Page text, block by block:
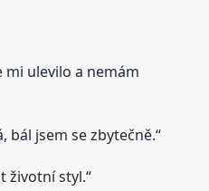
mi ulevilo a nemám
bál jsem se zbytečně.“
životní styl.“